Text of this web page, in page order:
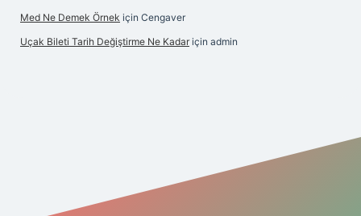
Med Ne Demek Örnek için Cengaver
Uçak Bileti Tarih Değiştirme Ne Kadar için admin